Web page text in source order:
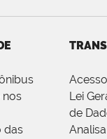
nos
das
Lei
de